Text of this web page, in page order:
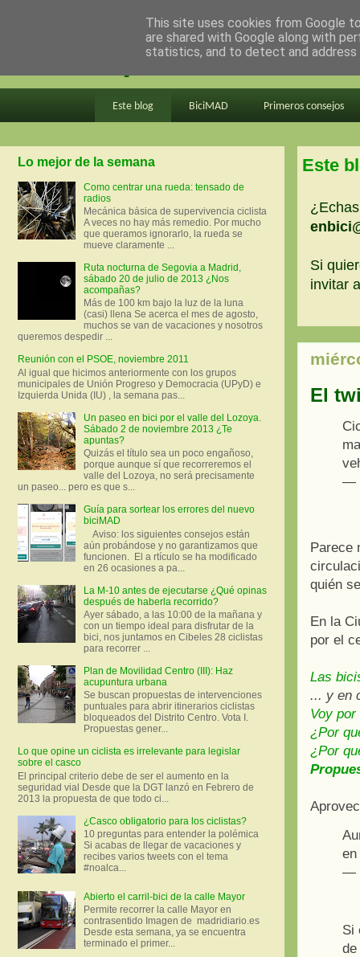
en bici por madrid
Este blog BiciMAD Primeros consejos
Este
Si
invitar
El
—
Parece
quién
En la
por el
Las
... y en
Voy
¿Por
¿Por
en
—
Si
Lo mejor de la semana
Como centrar una rueda: tensado de
radios
Mecánica básica de supervivencia ciclista
A veces no hay más remedio. Por mucho
que queramos ignorarlo, la rueda se
mueve claramente ...
Ruta nocturna de Segovia a Madrid,
sábado 20 de julio de 2013 ¿Nos
acompañas?
Más de 100 km bajo la luz de la luna
(casi) llena Se acerca el mes de agosto,
muchos se van de vacaciones y nosotros
queremos despedir ...
Reunión con el PSOE, noviembre 2011
Al igual que hicimos anteriormente con los grupos
municipales de Unión Progreso y Democracia (UPyD) e
Izquierda Unida (IU) , la semana pas...
Un paseo en bici por el valle del Lozoya.
Sábado 2 de noviembre 2013 ¿Te
apuntas?
Quizás el título sea un poco engañoso,
porque aunque sí que recorreremos el
valle del Lozoya, no será precisamente
un paseo... pero es que s...
Guía para sortear los errores del nuevo
biciMAD
Aviso: los siguientes consejos están
aún probándose y no garantizamos que
funcionen. El a rtículo se ha modificado
en 26 ocasiones a pa...
La M-10 antes de ejecutarse ¿Qué opinas
después de haberla recorrido?
Ayer sábado, a las 10:00 de la mañana y
con un tiempo ideal para disfrutar de la
bici, nos juntamos en Cibeles 28 ciclistas
para recorrer ...
Plan de Movilidad Centro (III): Haz
acupuntura urbana
Se buscan propuestas de intervenciones
puntuales para abrir itinerarios ciclistas
bloqueados del Distrito Centro. Vota I.
Propuestas gener...
Lo que opine un ciclista es irrelevante para legislar
sobre el casco
El principal criterio debe de ser el aumento en la
seguridad vial Desde que la DGT lanzó en Febrero de
2013 la propuesta de que todo ci...
¿Casco obligatorio para los ciclistas?
10 preguntas para entender la polémica
Si acabas de llegar de vacaciones y
recibes varios tweets con el tema
#noalca...
Abierto el carril-bici de la calle Mayor
Permite recorrer la calle Mayor en
contrasentido Imagen de madridiario.es
Desde esta semana, ya se encuentra
terminado el primer...
This site uses cookies from Google
are shared with Google along with
statistics, and to detect and address